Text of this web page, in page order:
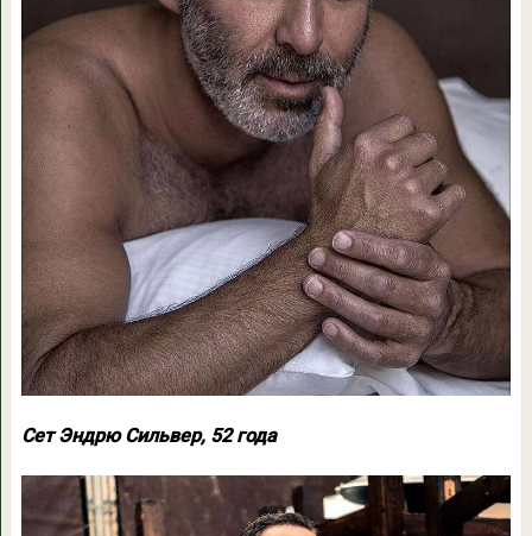
Сет Эндрю Сильвер, 52 года